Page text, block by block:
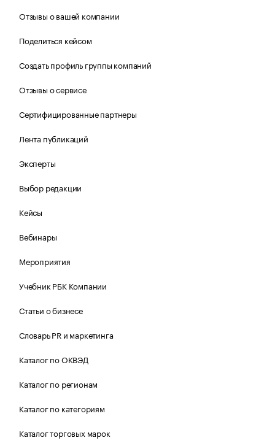
Отзывы о вашей компании
Поделиться кейсом
Создать профиль группы компаний
Отзывы о сервисе
Сертифицированные партнеры
Лента публикаций
Эксперты
Выбор редакции
Кейсы
Вебинары
Мероприятия
Учебник РБК Компании
Статьи о бизнесе
Словарь PR и маркетинга
Каталог по ОКВЭД
Каталог по регионам
Каталог по категориям
Каталог торговых марок